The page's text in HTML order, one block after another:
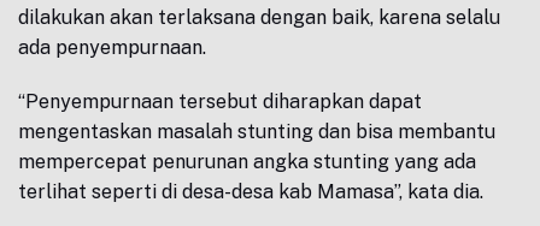
dilakukan akan terlaksana dengan baik, karena selalu
ada penyempurnaan.
“Penyempurnaan tersebut diharapkan dapat
mengentaskan masalah stunting dan bisa membantu
mempercepat penurunan angka stunting yang ada
terlihat seperti di desa-desa kab Mamasa”, kata dia.